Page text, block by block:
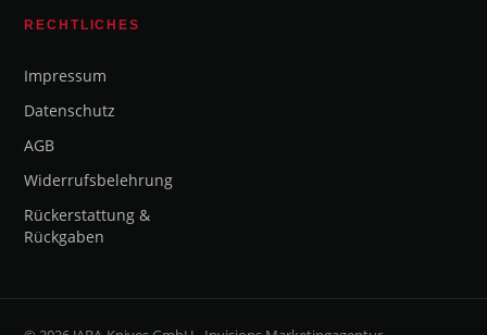
RECHTLICHES
Impressum
Datenschutz
AGB
Widerrufsbelehrung
Rückerstattung &
Rückgaben